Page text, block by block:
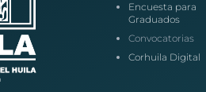
Encuesta para
Graduados
Convocatorias
Corhuila Digital